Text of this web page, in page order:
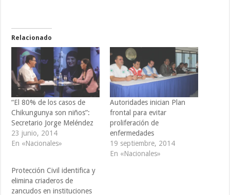
Relacionado
“El 80% de los casos de
Chikungunya son niños”:
Secretario Jorge Meléndez
23 junio, 2014
En «Nacionales»
Autoridades inician Plan
frontal para evitar
proliferación de
enfermedades
19 septiembre, 2014
En «Nacionales»
Protección Civil identifica y
elimina criaderos de
zancudos en instituciones